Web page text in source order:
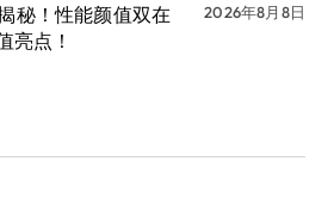
秘！性能颜值双在
亮点！
2026年8月8日